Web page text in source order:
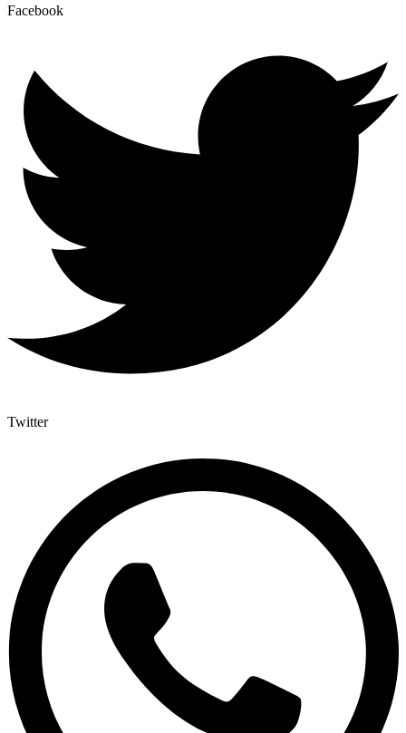
Facebook
Twitter